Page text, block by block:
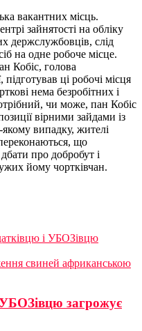
вакантних місць.
зайнятості на обліку
держслужбовців, слід
на одне робоче місце.
Кобіс, голова
підготував ці робочі місця
нема безробітних і
чи може, пан Кобіс
вірними зайдами із
випадку, жителі
що
про добробут і
йому чортківчан.
і УБОЗівцю
свиней африканською
загрожує